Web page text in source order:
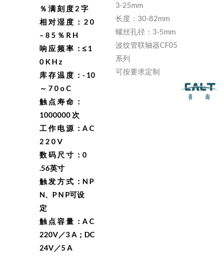
％ 满 刻 度 2 字
相 对 湿 度 ： 2 0
– 8 5 ％ R H
响 应 频 率 ：≤ 1
0 K H z
库 存 温 度 ：- 10
～ 7 0 o C
触 点 寿 命 ：
1000000 次
工 作 电 源 ：A C
2 2 0 V
数 码 尺 寸 ：0
.56英寸
触 发 方 式 ：N P
N、P N P可设
定
触 点 容 量 ：A C
220V／3 A；DC
24V／5 A
3-25mm
长度：30-82mm
螺丝孔径：3-5mm
波纹管联轴器CF05
系列
可按要求定制